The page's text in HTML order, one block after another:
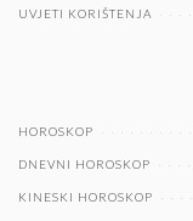
UVJETI KORIŠTENJA
HOROSKOP
DNEVNI HOROSKOP
KINESKI HOROSKOP